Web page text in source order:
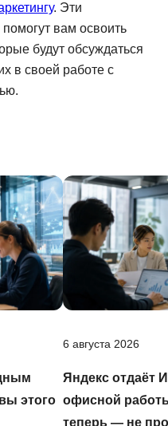
. Эти
вам освоить
будут обсуждаться
в своей работе с
этого
6 августа 2026
Яндекс отдаёт
офисной
теперь — не